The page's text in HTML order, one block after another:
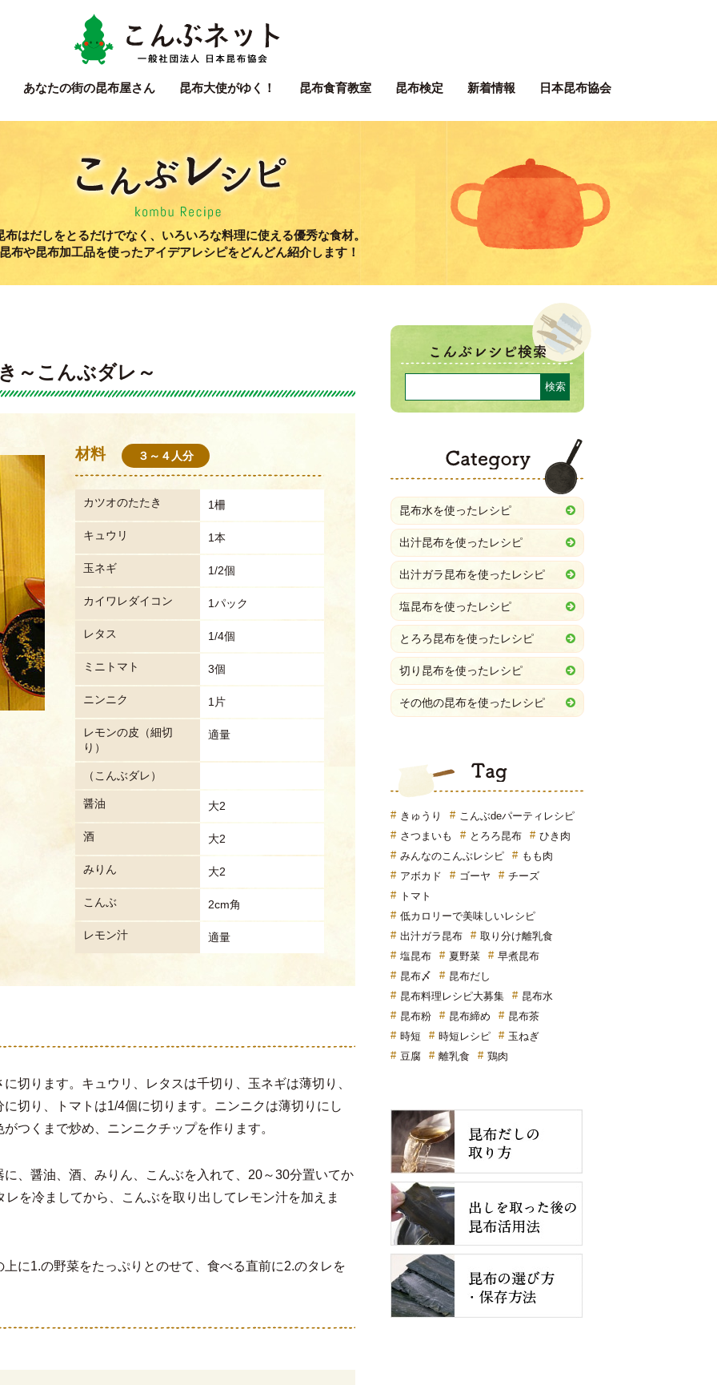
あなたの街の昆布屋さん 昆布大使がゆく！ 昆布食育教室 昆布検定 新着情報 日本昆布協会
こんぶレシピ
布はだしをとるだけでなく、いろいろな料理に使える優秀な食材。
昆布や昆布加工品を使ったアイデアレシピをどんどん紹介します！
～こんぶダレ～
材料 ３～４人分
カツオのたたき 1柵
キュウリ 1本
玉ネギ 1/2個
カイワレダイコン 1パック
レタス 1/4個
ミニトマト 3個
ニンニク 1片
レモンの皮（細切
り）
適量
（こんぶダレ）
醤油 大2
酒 大2
みりん 大2
こんぶ 2cm角
レモン汁 適量
切ります。キュウリ、レタスは千切り、玉ネギは薄切り、
切り、トマトは1/4個に切ります。ニンニクは薄切りにし
つくまで炒め、ニンニクチップを作ります。
、醤油、酒、みりん、こんぶを入れて、20～30分置いてか
を冷ましてから、こんぶを取り出してレモン汁を加えま
に1.の野菜をたっぷりとのせて、食べる直前に2.のタレを
こんぶレシピ
昆布水を使ったレシピ
出汁昆布を使ったレシピ
出汁ガラ昆布を使ったレシピ
塩昆布を使ったレシピ
とろろ昆布を使ったレシピ
切り昆布を使ったレシピ
その他の昆布を使ったレシピ
きゅうり
こんぶdeパーティレシピ
さつまいも
とろろ昆布
ひき肉
みんなのこんぶレシピ
もも肉
アボカド
ゴーヤ
チーズ
トマト
低カロリーで美味しいレシピ
出汁ガラ昆布
取り分け離乳食
塩昆布
夏野菜
早煮昆布
昆布〆
昆布だし
昆布料理レシピ大募集
昆布水
昆布粉
昆布締め
昆布茶
時短
時短レシピ
玉ねぎ
豆腐
離乳食 鶏肉